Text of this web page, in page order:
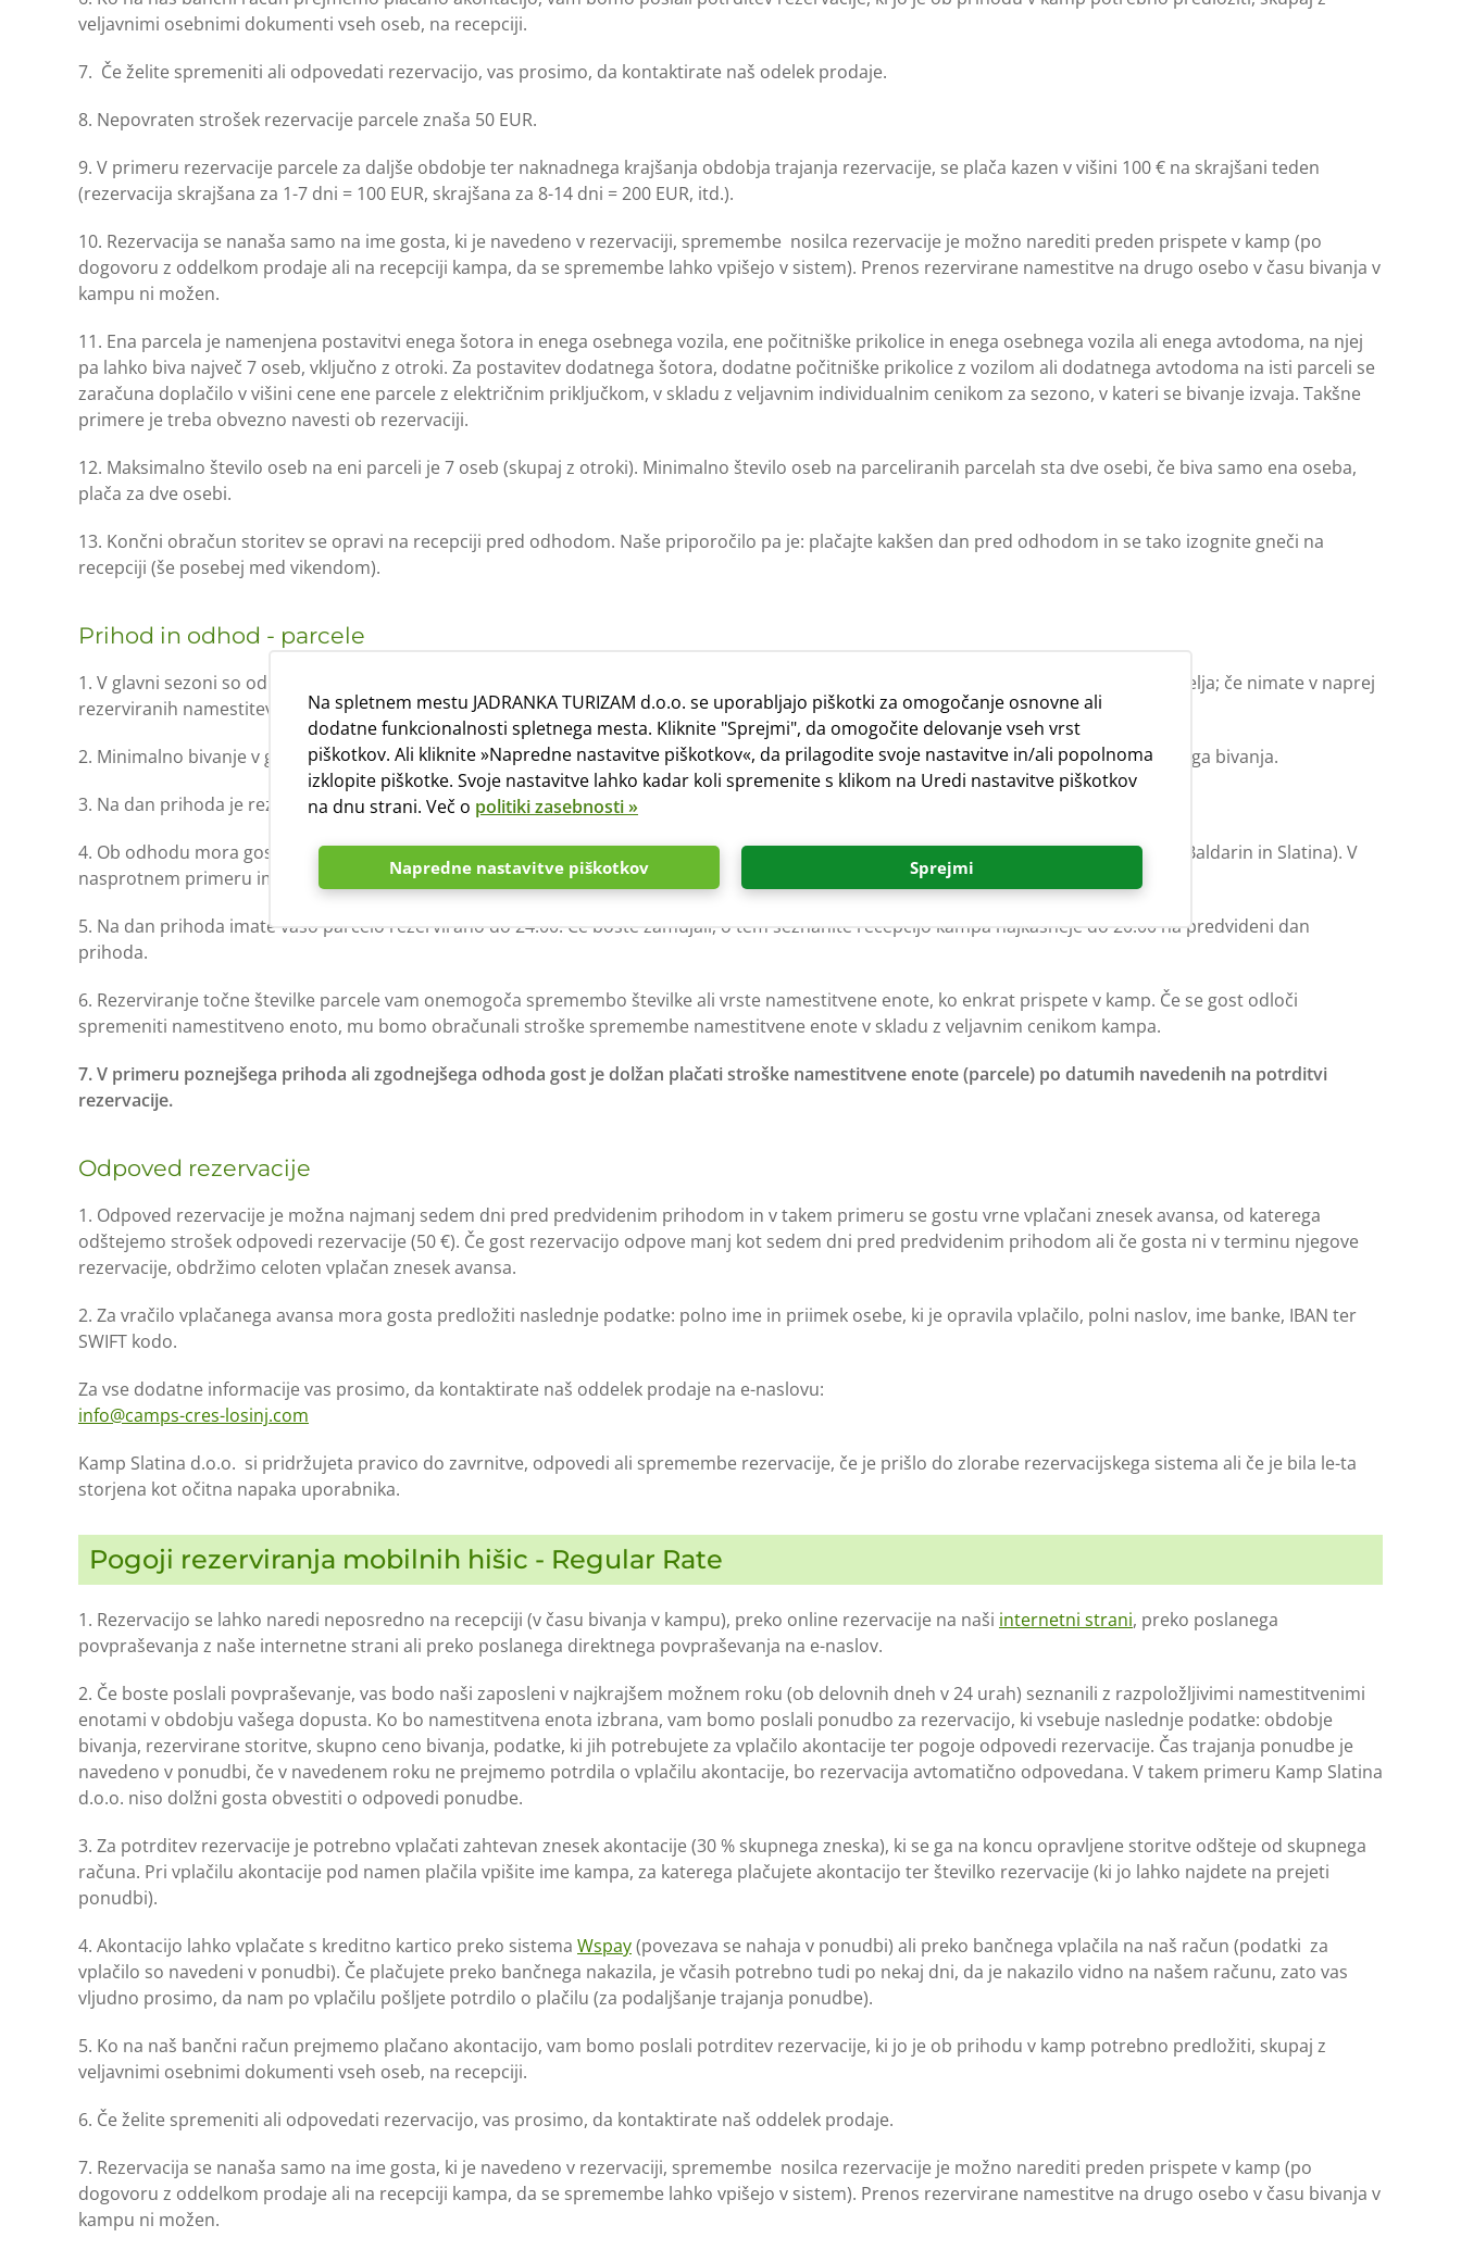
veljavnimi osebnimi dokumenti vseh oseb, na recepciji.
7. Če želite spremeniti ali odpovedati rezervacijo, vas prosimo, da kontaktirate naš odelek prodaje.
8. Nepovraten strošek rezervacije parcele znaša 50 EUR.
9. V primeru rezervacije parcele za daljše obdobje ter naknadnega krajšanja obdobja trajanja rezervacije, se plača kazen v višini 100 € na skrajšani teden
(rezervacija skrajšana za 1-7 dni = 100 EUR, skrajšana za 8-14 dni = 200 EUR, itd.).
10. Rezervacija se nanaša samo na ime gosta, ki je navedeno v rezervaciji, spremembe nosilca rezervacije je možno narediti preden prispete v kamp (po
dogovoru z oddelkom prodaje ali na recepciji kampa, da se spremembe lahko vpišejo v sistem). Prenos rezervirane namestitve na drugo osebo v času bivanja v
kampu ni možen.
11. Ena parcela je namenjena postavitvi enega šotora in enega osebnega vozila, ene počitniške prikolice in enega osebnega vozila ali enega avtodoma, na njej
pa lahko biva največ 7 oseb, vključno z otroki. Za postavitev dodatnega šotora, dodatne počitniške prikolice z vozilom ali dodatnega avtodoma na isti parceli se
zaračuna doplačilo v višini cene ene parcele z električnim priključkom, v skladu z veljavnim individualnim cenikom za sezono, v kateri se bivanje izvaja. Takšne
primere je treba obvezno navesti ob rezervaciji.
12. Maksimalno število oseb na eni parceli je 7 oseb (skupaj z otroki). Minimalno število oseb na parceliranih parcelah sta dve osebi, če biva samo ena oseba,
plača za dve osebi.
13. Končni obračun storitev se opravi na recepciji pred odhodom. Naše priporočilo pa je: plačajte kakšen dan pred odhodom in se tako izognite gneči na
recepciji (še posebej med vikendom).
Prihod in odhod - parcele
1. V glavni sezoni so odhodi in prihodi (z v naprej rezervirano namestitvijo) možni samo ob naslednjih dneh: sreda, petek, sobota in nedelja; če nimate v naprej
rezerviranih namestitev, so prihodi in odhodi iz kampa možni na kateri koli dan v tednu.
2. Minimalno bivanje v glavni sezoni (junij-sredina septembra) je 7 dni, medtem ko je v ostalih obdobjih možna tudi rezervacija tridnevnega bivanja.
3. Na dan prihoda je rezervirana parcela gostu na voljo po 13.00 uri.
4. Ob odhodu mora gost parcelo zapustiti in se na recepciji odjaviti najkasneje do 11.00 ure (kamp Čikat) oziroma do 12.00 (kampi Bijar, Baldarin in Slatina). V
nasprotnem primeru ima kamp pravico obračunati še en dan bivanja.
5. Na dan prihoda imate vašo parcelo rezervirano do 24.00. Če boste zamujali, o tem seznanite recepcijo kampa najkasneje do 20.00 na predvideni dan
prihoda.
6. Rezerviranje točne številke parcele vam onemogoča spremembo številke ali vrste namestitvene enote, ko enkrat prispete v kamp. Če se gost odloči
spremeniti namestitveno enoto, mu bomo obračunali stroške spremembe namestitvene enote v skladu z veljavnim cenikom kampa.
7. V primeru poznejšega prihoda ali zgodnejšega odhoda gost je dolžan plačati stroške namestitvene enote (parcele) po datumih navedenih na potrditvi
rezervacije.
Odpoved rezervacije
1. Odpoved rezervacije je možna najmanj sedem dni pred predvidenim prihodom in v takem primeru se gostu vrne vplačani znesek avansa, od katerega
odštejemo strošek odpovedi rezervacije (50 €). Če gost rezervacijo odpove manj kot sedem dni pred predvidenim prihodom ali če gosta ni v terminu njegove
rezervacije, obdržimo celoten vplačan znesek avansa.
2. Za vračilo vplačanega avansa mora gosta predložiti naslednje podatke: polno ime in priimek osebe, ki je opravila vplačilo, polni naslov, ime banke, IBAN ter
SWIFT kodo.
Za vse dodatne informacije vas prosimo, da kontaktirate naš oddelek prodaje na e-naslovu:
info@camps-cres-losinj.com
Kamp Slatina d.o.o. si pridržujeta pravico do zavrnitve, odpovedi ali spremembe rezervacije, če je prišlo do zlorabe rezervacijskega sistema ali če je bila le-ta
storjena kot očitna napaka uporabnika.
Pogoji rezerviranja mobilnih hišic - Regular Rate
1. Rezervacijo se lahko naredi neposredno na recepciji (v času bivanja v kampu), preko online rezervacije na naši internetni strani, preko poslanega
povpraševanja z naše internetne strani ali preko poslanega direktnega povpraševanja na e-naslov.
2. Če boste poslali povpraševanje, vas bodo naši zaposleni v najkrajšem možnem roku (ob delovnih dneh v 24 urah) seznanili z razpoložljivimi namestitvenimi
enotami v obdobju vašega dopusta. Ko bo namestitvena enota izbrana, vam bomo poslali ponudbo za rezervacijo, ki vsebuje naslednje podatke: obdobje
bivanja, rezervirane storitve, skupno ceno bivanja, podatke, ki jih potrebujete za vplačilo akontacije ter pogoje odpovedi rezervacije. Čas trajanja ponudbe je
navedeno v ponudbi, če v navedenem roku ne prejmemo potrdila o vplačilu akontacije, bo rezervacija avtomatično odpovedana. V takem primeru Kamp Slatina
d.o.o. niso dolžni gosta obvestiti o odpovedi ponudbe.
3. Za potrditev rezervacije je potrebno vplačati zahtevan znesek akontacije (30 % skupnega zneska), ki se ga na koncu opravljene storitve odšteje od skupnega
računa. Pri vplačilu akontacije pod namen plačila vpišite ime kampa, za katerega plačujete akontacijo ter številko rezervacije (ki jo lahko najdete na prejeti
ponudbi).
4. Akontacijo lahko vplačate s kreditno kartico preko sistema Wspay(povezava se nahaja v ponudbi) ali preko bančnega vplačila na naš račun (podatki za
vplačilo so navedeni v ponudbi). Če plačujete preko bančnega nakazila, je včasih potrebno tudi po nekaj dni, da je nakazilo vidno na našem računu, zato vas
vljudno prosimo, da nam po vplačilu pošljete potrdilo o plačilu (za podaljšanje trajanja ponudbe).
5. Ko na naš bančni račun prejmemo plačano akontacijo, vam bomo poslali potrditev rezervacije, ki jo je ob prihodu v kamp potrebno predložiti, skupaj z
veljavnimi osebnimi dokumenti vseh oseb, na recepciji.
6. Če želite spremeniti ali odpovedati rezervacijo, vas prosimo, da kontaktirate naš oddelek prodaje.
7. Rezervacija se nanaša samo na ime gosta, ki je navedeno v rezervaciji, spremembe nosilca rezervacije je možno narediti preden prispete v kamp (po
dogovoru z oddelkom prodaje ali na recepciji kampa, da se spremembe lahko vpišejo v sistem). Prenos rezervirane namestitve na drugo osebo v času bivanja v
kampu ni možen.
Na spletnem mestu JADRANKA TURIZAM d.o.o. se uporabljajo piškotki za omogočanje osnovne ali
dodatne funkcionalnosti spletnega mesta. Kliknite "Sprejmi", da omogočite delovanje vseh vrst
piškotkov. Ali kliknite »Napredne nastavitve piškotkov«, da prilagodite svoje nastavitve in/ali popolnoma
izklopite piškotke. Svoje nastavitve lahko kadar koli spremenite s klikom na Uredi nastavitve piškotkov
na dnu strani. Več o politiki zasebnosti »
Napredne nastavitve piškotkov Sprejmi